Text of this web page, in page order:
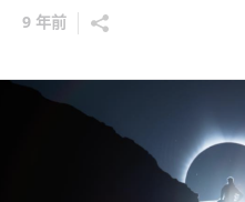
9 年前